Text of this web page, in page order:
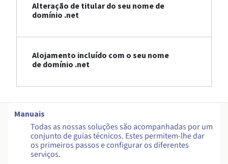
Alteração de titular do seu nome de
domínio .net
Alojamento incluído com o seu nome
de domínio .net
Manuais
Todas as nossas soluções são acompanhadas por um
conjunto de guias técnicos. Estes permitem-lhe dar
os primeiros passos e configurar os diferentes
serviços.